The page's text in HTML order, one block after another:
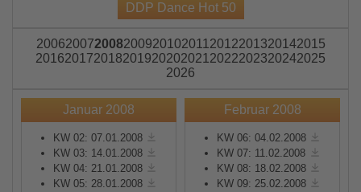
DDP Dance Hot 50
200620072008200920102011 2012201320142015
201620172018201920202021 2022202320242025
2026
Januar 2008
KW 02: 07.01.2008
KW 03: 14.01.2008
KW 04: 21.01.2008
KW 05: 28.01.2008
Februar 2008
KW 06: 04.02.2008
KW 07: 11.02.2008
KW 08: 18.02.2008
KW 09: 25.02.2008